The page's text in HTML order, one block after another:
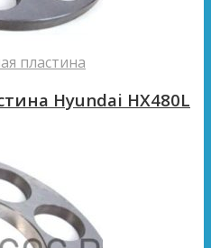
пластина
Hyundai HX480L